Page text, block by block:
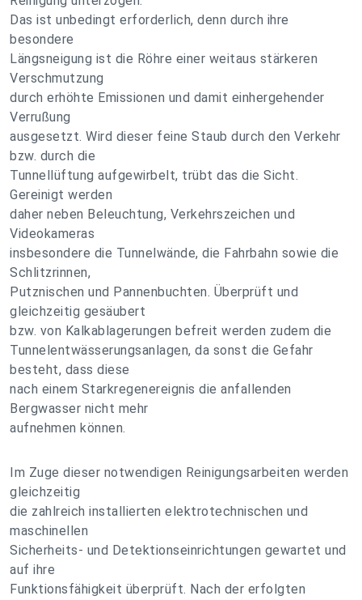
Das ist unbedingt erforderlich, denn durch ihre
besondere
Längsneigung ist die Röhre einer weitaus stärkeren
Verschmutzung
durch erhöhte Emissionen und damit einhergehender
Verrußung
ausgesetzt. Wird dieser feine Staub durch den Verkehr
bzw. durch die
Tunnellüftung aufgewirbelt, trübt das die Sicht.
Gereinigt werden
daher neben Beleuchtung, Verkehrszeichen und
Videokameras
insbesondere die Tunnelwände, die Fahrbahn sowie die
Schlitzrinnen,
Putznischen und Pannenbuchten. Überprüft und
gleichzeitig gesäubert
bzw. von Kalkablagerungen befreit werden zudem die
Tunnelentwässerungsanlagen, da sonst die Gefahr
besteht, dass diese
nach einem Starkregenereignis die anfallenden
Bergwasser nicht mehr
aufnehmen können.
Im Zuge dieser notwendigen Reinigungsarbeiten werden
gleichzeitig
die zahlreich installierten elektrotechnischen und
maschinellen
Sicherheits- und Detektionseinrichtungen gewartet und
auf ihre
Funktionsfähigkeit überprüft. Nach der erfolgten